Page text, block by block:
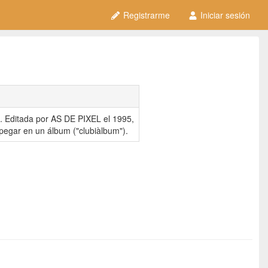
Registrarme Iniciar sesión
por AS DE PIXEL el 1995,
en un álbum ("clubiàlbum").